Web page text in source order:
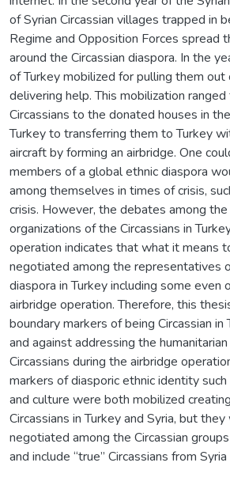
of Syrian Circassian villages trapped in
Regime and Opposition Forces spread
around the Circassian diaspora. In the
of Turkey mobilized for pulling them out
delivering help. This mobilization ranged
Circassians to the donated houses in
Turkey to transferring them to Turkey
aircraft by forming an airbridge. One
members of a global ethnic diaspora
among themselves in times of crisis,
crisis. However, the debates among
organizations of the Circassians in
operation indicates that what it means
negotiated among the representatives
diaspora in Turkey including some even
airbridge operation. Therefore, this
boundary markers of being Circassian
and against addressing the
Circassians during the airbridge
markers of diasporic ethnic identity such
and culture were both mobilized
Circassians in Turkey and Syria, but
negotiated among the Circassian
and include “true” Circassians from Syria